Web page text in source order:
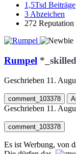
1,5Tsd Beiträge
3 Abzeichen
272 Reputation
Rumpel *_skilled
Geschrieben 11.
comment_103378
Geschrieben 11.
comment_103378
Es ist Werbung, von